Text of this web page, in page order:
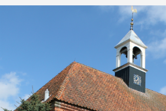
Steun ons